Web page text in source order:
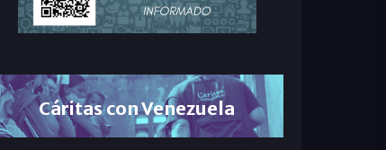
Cáritas con Venezuela